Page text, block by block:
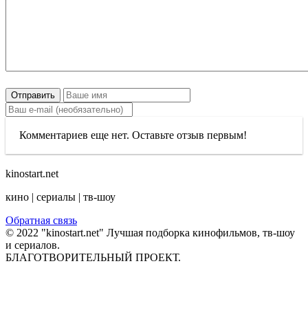
Отправить
Комментариев еще нет. Оставьте отзыв первым!
kinostart.net
кино | сериалы | тв-шоу
Обратная связь
© 2022 "kinostart.net" Лучшая подборка кинофильмов, тв-шоу
и сериалов.
БЛАГОТВОРИТЕЛЬНЫЙ ПРОЕКТ.